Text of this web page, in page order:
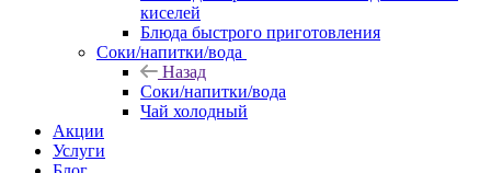
киселей
Блюда быстрого приготовления
Соки/напитки/вода
Назад
Соки/напитки/вода
Чай холодный
Акции
Услуги